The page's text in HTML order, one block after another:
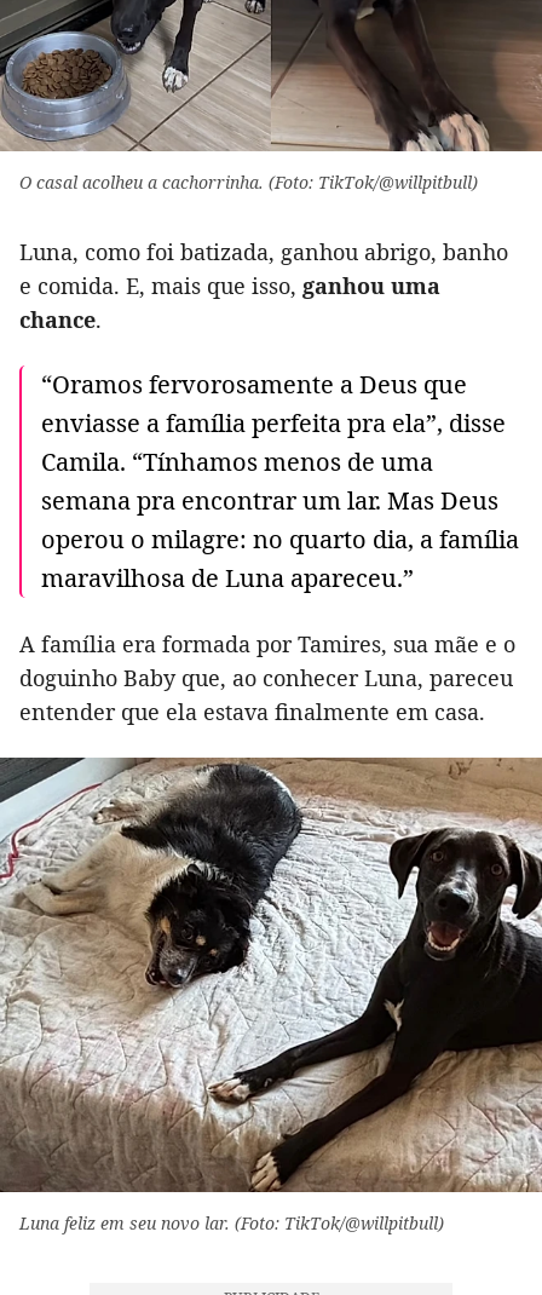
O casal acolheu a cachorrinha. (Foto: TikTok/@willpitbull)
Luna, como foi batizada, ganhou abrigo, banho
e comida. E, mais que isso, ganhou uma
chance.
“Oramos fervorosamente a Deus que
enviasse a família perfeita pra ela”, disse
Camila. “Tínhamos menos de uma
semana pra encontrar um lar. Mas Deus
operou o milagre: no quarto dia, a família
maravilhosa de Luna apareceu.”
A família era formada por Tamires, sua mãe e o
doguinho Baby que, ao conhecer Luna, pareceu
entender que ela estava finalmente em casa.
Luna feliz em seu novo lar. (Foto: TikTok/@willpitbull)